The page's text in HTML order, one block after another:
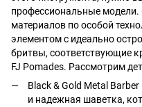
профессиональные модели.
материалов по особой
элементом с идеально
бритвы, соответствующие
FJ Pomades. Рассмотрим
Black & Gold Metal
и надежная шаветка,